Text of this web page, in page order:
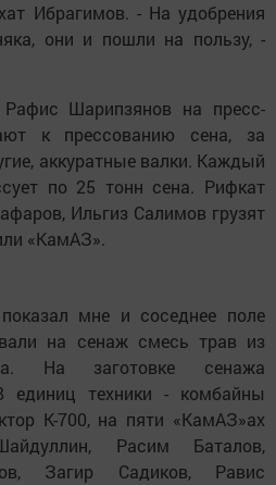
Ибрагимов. - На удобрения
они и пошли на пользу, -
Шарипзянов на пресс-
к прессованию сена, за
аккуратные валки. Каждый
по 25 тонн сена. Рифкат
Ильгиз Салимов грузят
«КамАЗ».
мне и соседнее поле
на сенаж смесь трав из
На заготовке сенажа
единиц техники - комбайны
К-700, на пяти «КамАЗ»ах
Расим Баталов,
Загир Садиков, Равис